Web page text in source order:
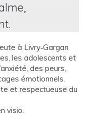
à Livry‑Gargan
les adolescents et
des peurs,
émotionnels.
et respectueuse du
visio.